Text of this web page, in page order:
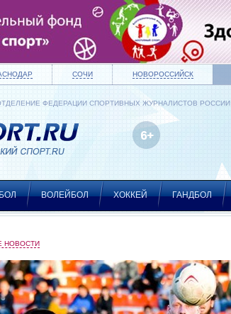
СОЧИ НОВОРОССИЙСК
ФЕДЕРАЦИИ СПОРТИВНЫХ ЖУРНАЛИСТОВ РОССИИ
ВОЛЕЙБОЛ ХОККЕЙ ГАНДБОЛ
НОВОСТИ